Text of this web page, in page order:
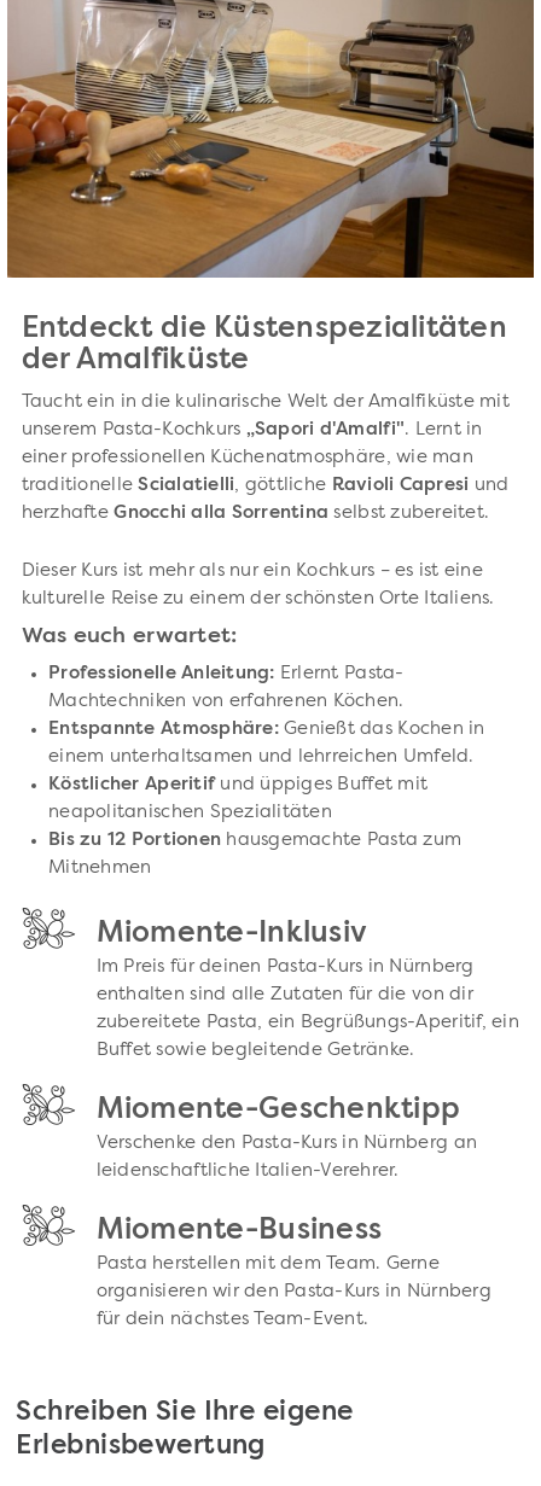
Entdeckt die Küstenspezialitäten
der Amalfiküste
Taucht ein in die kulinarische Welt der Amalfiküste mit
unserem Pasta-Kochkurs „Sapori d'Amalfi". Lernt in
einer professionellen Küchenatmosphäre, wie man
traditionelleScialatielli, göttliche Ravioli Capresi und
herzhafteGnocchi alla Sorrentina selbst zubereitet.
Dieser Kurs ist mehr als nur ein Kochkurs – es ist eine
kulturelle Reise zu einem der schönsten Orte Italiens.
Was euch erwartet:
Professionelle Anleitung: Erlernt Pasta-
Machtechniken von erfahrenen Köchen.
Entspannte Atmosphäre:Genießt das Kochen in
einem unterhaltsamen und lehrreichen Umfeld.
Köstlicher Aperitifund üppiges Buffet mit
neapolitanischen Spezialitäten
Bis zu 12 Portionen hausgemachte Pasta zum
Mitnehmen
Miomente-Inklusiv
Im Preis für deinen Pasta-Kurs in Nürnberg
enthalten sind alle Zutaten für die von dir
zubereitete Pasta, ein Begrüßungs-Aperitif, ein
Buffet sowie begleitende Getränke.
Miomente-Geschenktipp
Verschenke den Pasta-Kurs in Nürnberg an
leidenschaftliche Italien-Verehrer.
Miomente-Business
Pasta herstellen mit dem Team. Gerne
organisieren wir den Pasta-Kurs in Nürnberg
für dein nächstes Team-Event.
Schreiben Sie Ihre eigene
Erlebnisbewertung